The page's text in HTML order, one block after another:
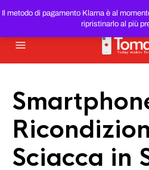
Il metodo di pagamento Klarna è al
ripristinarlo al più
SMARTPHONE E TABLET
PREZZO DEL
Sciacca in